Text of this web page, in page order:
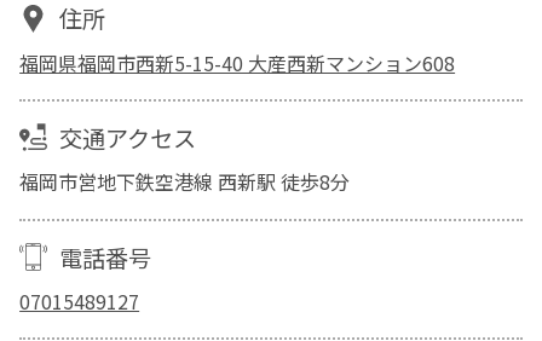
住所
福岡県福岡市西新5-15-40 大産西新マンション608
交通アクセス
福岡市営地下鉄空港線 西新駅 徒歩8分
電話番号
07015489127